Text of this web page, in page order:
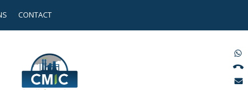
CONTACT